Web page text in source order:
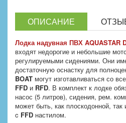
ОПИСАНИЕ
Лодка надувная ПВХ AQUASTAR
входят недорогие и небольшие
регулируемыми сидениями. Они
достаточную оснастку для
BOAT могут изготавливаться со
FFD и RFD. В комплект к лодке
насос (5 литров), сидения, рем.
может быть, как плоскодонной,
c FFD настилом.